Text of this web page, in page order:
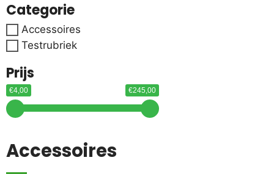
Categorie
Accessoires
Testrubriek
Prijs
€4,00 €245,00
Accessoires